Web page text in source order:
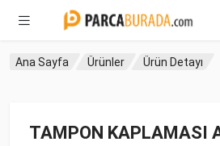
Ana Sayfa Ürünler Ürün Detayı
TAMPON KAPLAMASI